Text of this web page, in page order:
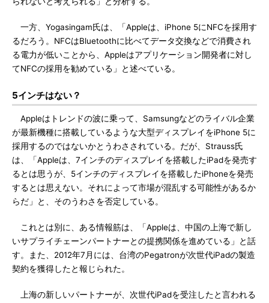
一方、Yogasingam氏は、「Appleは、iPhone 5にNFCを採用す
るだろう。NFCはBluetoothに比べてデータ交換などで消費され
る電力が低いことから、Appleはアプリケーション開発者に対し
てNFCの採用を勧めている」と述べている。
5インチはない？
Appleはトレンドの波に乗って、Samsungなどのライバル企業
が最新機種に搭載しているような大型ディスプレイをiPhone 5に
採用するのではないかとうわさされている。だが、Strauss氏
は、「Appleは、7インチのディスプレイを搭載したiPadを発売す
るとは思うが、5インチのディスプレイを搭載したiPhoneを発売
するとは思えない。それによって市場が混乱する可能性があるか
らだ」と、そのうわさを否定している。
これとは別に、ある情報筋は、「Appleは、中国の上海で新し
いサプライチェーンパートナーとの提携関係を進めている」と話
す。また、2012年7月には、台湾のPegatronが次世代iPadの製造
契約を獲得したと報じられた。
上海の新しいパートナーが、次世代iPadを受注したと言われる